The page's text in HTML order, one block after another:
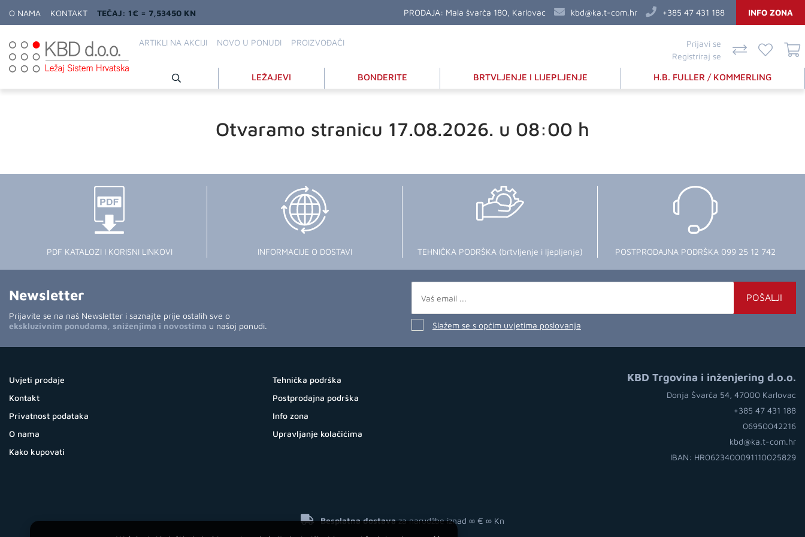
O NAMA KONTAKT TEČAJ: 1€ = 7,53450 KN PRODAJA: Mala švarča 180, Karlovac kbd@ka.t-com.hr +385 47 431 188 INFO ZONA
ARTIKLI NA AKCIJI NOVO U PONUDI PROIZVOĐAČI
Prijavi se
Registriraj se
LEŽAJEVI BONDERITE BRTVLJENJE I LIJEPLJENJE H.B. FULLER / KOMMERLING
Otvaramo stranicu 17.08.2026. u 08:00 h
PDF KATALOZI I KORISNI LINKOVI INFORMACIJE O DOSTAVI TEHNIČKA PODRŠKA (brtvljenje i ljepljenje) POSTPRODAJNA PODRŠKA 099 25 12 742
Newsletter
Prijavite se na naš Newsletter i saznajte prije ostalih sve o
ekskluzivnim ponudama, sniženjima i novostima u našoj ponudi.
POŠALJI
Slažem se s općim uvjetima poslovanja
Uvjeti prodaje
Kontakt
Privatnost podataka
O nama
Kako kupovati
Tehnička podrška
Postprodajna podrška
Info zona
Upravljanje kolačićima
KBD Trgovina i inženjering d.o.o.
Donja Švarča 54, 47000 Karlovac
+385 47 431 188
06950042216
kbd@ka.t-com.hr
IBAN: HR0623400091110025829
Besplatna dostavaza narudžbe iznad ∞ € ∞ Kn